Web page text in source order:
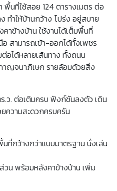
พื้นที่ใช้สอย 124 ตารางเมตร ต่อ
ทำให้บ้านกว้าง โปร่ง อยู่สบาย
าข้างบ้าน ใช้งานได้เต็มพื้นที่
สามารถเข้า-ออกได้ทั้งเพชร
ต่อได้หลายเส้นทาง ทั้งถนน
าญจนาภิเษก รายล้อมด้วยสิ่ง
.ว. ต่อเติมครบ ฟังก์ชันลงตัว เดิน
ความสะดวกครบครัน
ที่กว้างกว่าแบบมาตรฐาน นั่งเล่น
น พร้อมหลังคาข้างบ้าน เพิ่ม